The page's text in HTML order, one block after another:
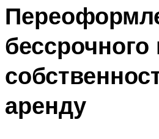
бессрочного
аренду